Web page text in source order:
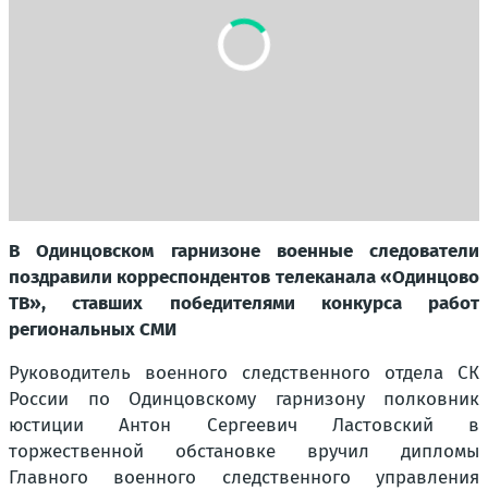
В Одинцовском гарнизоне военные следователи
поздравили корреспондентов телеканала «Одинцово
ТВ», ставших победителями конкурса работ
региональных СМИ
Руководитель военного следственного отдела СК
России по Одинцовскому гарнизону полковник
юстиции Антон Сергеевич Ластовский в
торжественной обстановке вручил дипломы
Главного военного следственного управления